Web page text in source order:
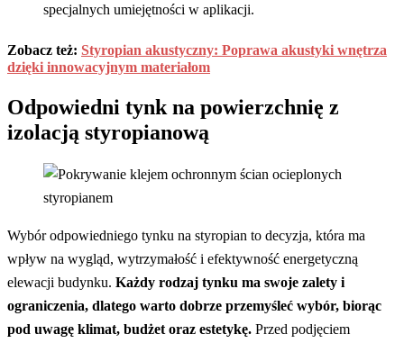
specjalnych umiejętności w aplikacji.
Zobacz też: Styropian akustyczny: Poprawa akustyki wnętrza
dzięki innowacyjnym materiałom
Odpowiedni tynk na powierzchnię z
izolacją styropianową
Wybór odpowiedniego tynku na styropian to decyzja, która ma
wpływ na wygląd, wytrzymałość i efektywność energetyczną
elewacji budynku. Każdy rodzaj tynku ma swoje zalety i
ograniczenia, dlatego warto dobrze przemyśleć wybór, biorąc
pod uwagę klimat, budżet oraz estetykę. Przed podjęciem